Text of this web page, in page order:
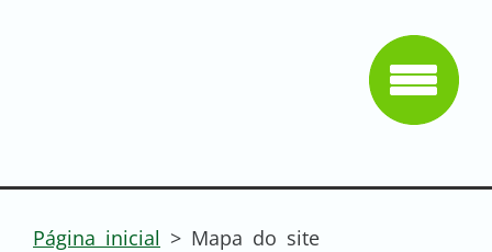
Página inicial > Mapa do site